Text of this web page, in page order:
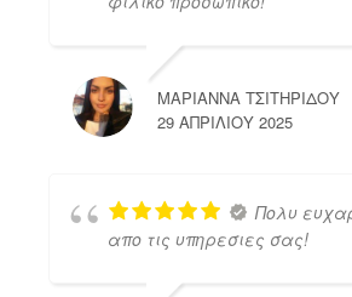
ΜΑΡΙΑΝΝΑ ΤΣΙΤΗΡΙΔΟΥ
29 ΑΠΡΙΛΊΟΥ 2025
Πολυ
απο τις υπηρεσιες σας!